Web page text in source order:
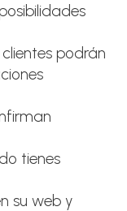
podrán
tienes
su web y